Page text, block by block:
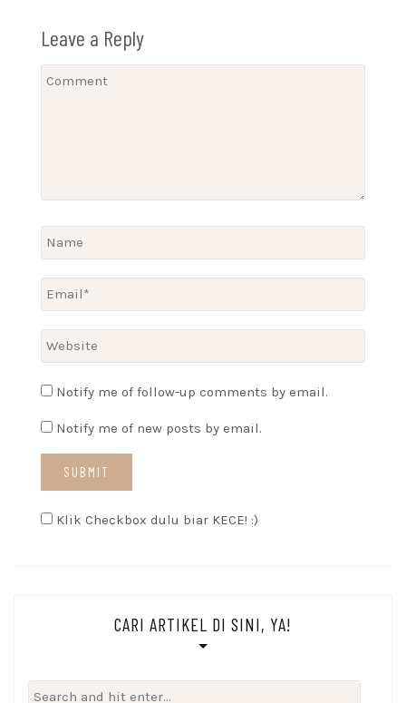
Leave a Reply
Notify me of follow-up comments by email.
Notify me of new posts by email.
Klik Checkbox dulu biar KECE! :)
CARI ARTIKEL DI SINI, YA!
Search